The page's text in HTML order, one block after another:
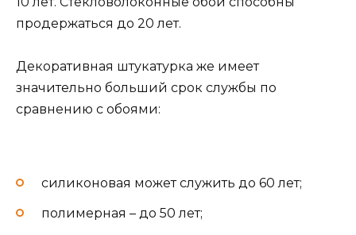
продержаться до 20 лет.
Декоративная штукатурка же имеет
значительно больший срок службы по
сравнению с обоями:
силиконовая может служить до 60 лет;
полимерная – до 50 лет;